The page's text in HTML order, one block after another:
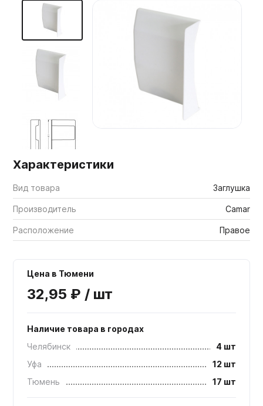
Мебельные образцы, каталоги
Характеристики
Вид товара Заглушка
Производитель Camar
Расположение Правое
Цена в Тюмени
32,95 ₽ / шт
Наличие товара в городах
Челябинск
4 шт
Уфа
12 шт
Тюмень
17 шт